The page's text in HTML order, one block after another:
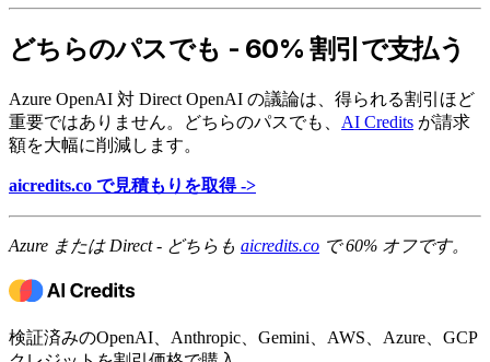
どちらのパスでも - 60% 割引で支払う
Azure OpenAI 対 Direct OpenAI の議論は、得られる割引ほど
重要ではありません。どちらのパスでも、 AI Credits が請求
額を大幅に削減します。
aicredits.co で見積もりを取得 ->
Azure または Direct - どちらも aicredits.co で 60% オフです。
検証済みのOpenAI、Anthropic、Gemini、AWS、Azure、GCP